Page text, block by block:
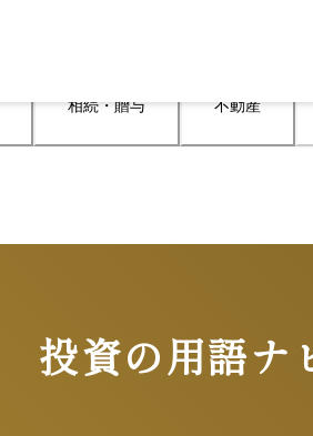
相続・贈与 不動産
投資の用語ナ